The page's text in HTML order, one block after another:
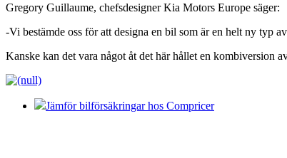
Gregory Guillaume, chefsdesigner Kia Motors Europe säger:
-Vi bestämde oss för att designa en bil som är en helt ny typ
Kanske kan det vara något åt det här hållet en kombiversion
Jämför bilförsäkringar hos Compricer